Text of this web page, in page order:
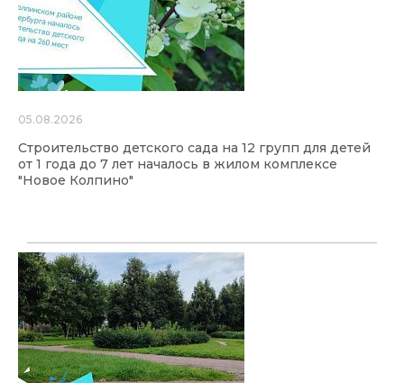
05.08.2026
Строительство детского сада на 12 групп для детей
от 1 года до 7 лет началось в жилом комплексе
"Новое Колпино"